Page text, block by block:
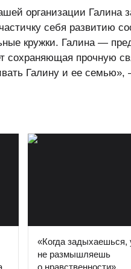
организации Галина
себя развитию
кружки. Галина —
сохраняющая прочную
Галину и ее
«Когда задыхаешься,
не размышляешь